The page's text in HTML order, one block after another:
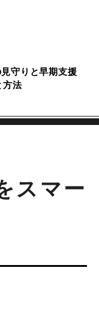
守りと早期支援
方法
スマー